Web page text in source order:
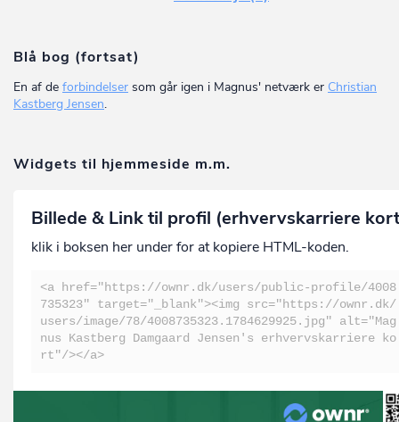
Blå bog (fortsat)
En af de forbindelser som går igen i Magnus' netværk er Christian
Kastberg Jensen.
Widgets til hjemmeside m.m.
Billede & Link til profil (erhvervskarriere
klik i boksen her under for at kopiere HTML-koden.
<a href="https://ownr.dk/users/public-profile/4008
735323" target="_blank"><img src="https://ownr.dk/
users/image/78/4008735323.1784629925.jpg" alt="Mag
nus Kastberg Damgaard Jensen's erhvervskarriere ko
rt"/></a>